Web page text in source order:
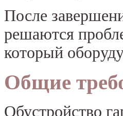
После
решаются
который
Общие
Обустройство